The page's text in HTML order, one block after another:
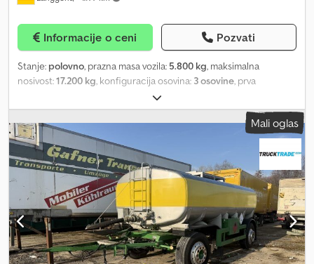
Informacije o ceni Pozvati
Stanje: polovno, prazna masa vozila: 5.800 kg, maksimalna
nosivost:17.200 kg, konfiguracija osovina: 3 osovine, prva
, suspencija:čelik
ostalo, kabina vozača:ostalo, emisioni razred:nijedno, 3-osovinska
cisterna prikolica od prohroma - Proizvođač: T + A Beckum - Prva
registracija: 24.04.1984 - Broj osovina: 3 - Ogibljenje: lisnate opruge
- Tip osovine: BPW - Kočnice: doboš - Dužina: 10.300 mm - Širina:
2.500 mm - Visina: 3.250 mm - Masa prazna: 5.800 kg - Proizvođač
nadgradnje: T+A Beckum - Materijal rezervoara: prohrom -
Ukupna zapremina rezervoara: 18.390 l - Komore rezervoara: 3 -
Izolovana Cjdpjxtupwefx Aidorf
Mali oglas